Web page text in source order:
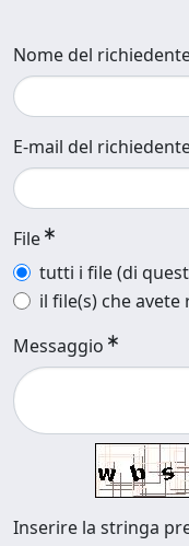
Nome del
E-mail del
File
tutti i file (di
il file(s) che avete
Messaggio
Inserire la stringa